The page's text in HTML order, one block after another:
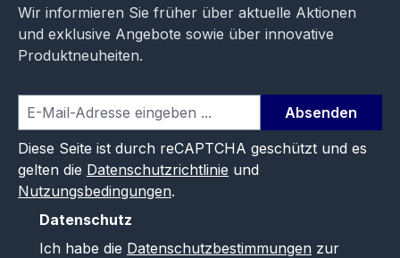
Wir informieren Sie früher über aktuelle Aktionen
und exklusive Angebote sowie über innovative
Produktneuheiten.
Absenden
Diese Seite ist durch reCAPTCHA geschützt und es
gelten die Datenschutzrichtlinie und
Nutzungsbedingungen.
Datenschutz
Ich habe die Datenschutzbestimmungen zur